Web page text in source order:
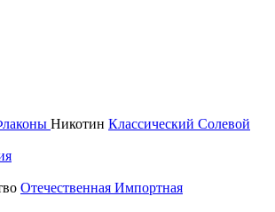
Никотин Классический Солевой
Отечественная Импортная